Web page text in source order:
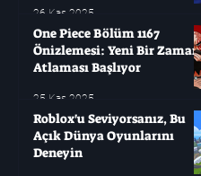
26 Kas 2025
One Piece Bölüm 1167
Önizlemesi: Yeni Bir Zaman
Atlaması Başlıyor
25 Kas 2025
Roblox'u Seviyorsanız, Bu
Açık Dünya Oyunlarını
Deneyin